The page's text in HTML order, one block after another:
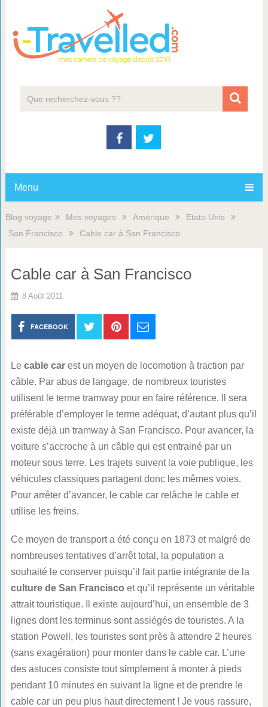
Menu
Blog voyage Mes voyages Amérique
Etats-Unis
San Francisco
Cable car à San Francisco
Cable car à San Francisco
8 Août 2011
FACEBOOK
Le cable carest un moyen de locomotion à traction par
câble. Par abus de langage, de nombreux touristes
utilisent le terme tramway pour en faire référence. Il sera
préférable d’employer le terme adéquat, d’autant plus qu’il
existe déjà un tramway à San Francisco. Pour avancer, la
voiture s’accroche à un câble qui est entrainé par un
moteur sous terre. Les trajets suivent la voie publique, les
véhicules classiques partagent donc les mêmes voies.
Pour arrêter d’avancer, le cable car relâche le cable et
utilise les freins.
Ce moyen de transport a été conçu en 1873 et malgré de
nombreuses tentatives d’arrêt total, la population a
souhaité le conserver puisqu’il fait partie intégrante de la
culture de San Francisco et qu’il représente un véritable
attrait touristique. Il existe aujourd’hui, un ensemble de 3
lignes dont les terminus sont assiégés de touristes. A la
station Powell, les touristes sont près à attendre 2 heures
(sans exagération) pour monter dans le cable car. L’une
des astuces consiste tout simplement à monter à pieds
pendant 10 minutes en suivant la ligne et de prendre le
cable car un peu plus haut directement ! Je vous rassure,